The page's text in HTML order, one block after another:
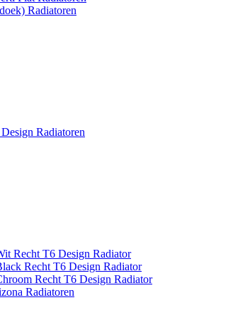
Radiatoren
Radiatoren
Recht T6 Design Radiator
Recht T6 Design Radiator
Recht T6 Design Radiator
Radiatoren